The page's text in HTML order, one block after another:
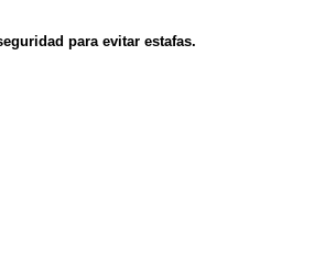
para evitar estafas.